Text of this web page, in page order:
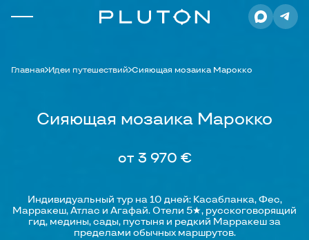
Главная Идеи путешествий Сияющая мозаика Марокко
Сияющая мозаика Марокко
от 3 970 €
Индивидуальный тур на 10 дней: Касабланка, Фес,
Марракеш, Атлас и Агафай. Отели 5★, русскоговорящий
гид, медины, сады, пустыня и редкий Марракеш за
пределами обычных маршрутов.